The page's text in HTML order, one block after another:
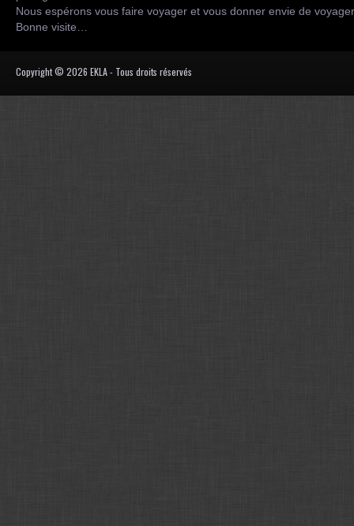
Nous espérons vous faire voyager et vous donner envie de
Bonne visite…
Copyright © 2026 EKLA - Tous droits réservés